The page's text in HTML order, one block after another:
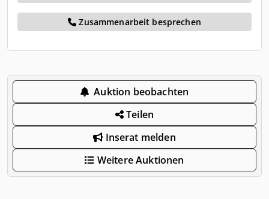
Zusammenarbeit besprechen
Auktion beobachten
Teilen
Inserat melden
Weitere Auktionen